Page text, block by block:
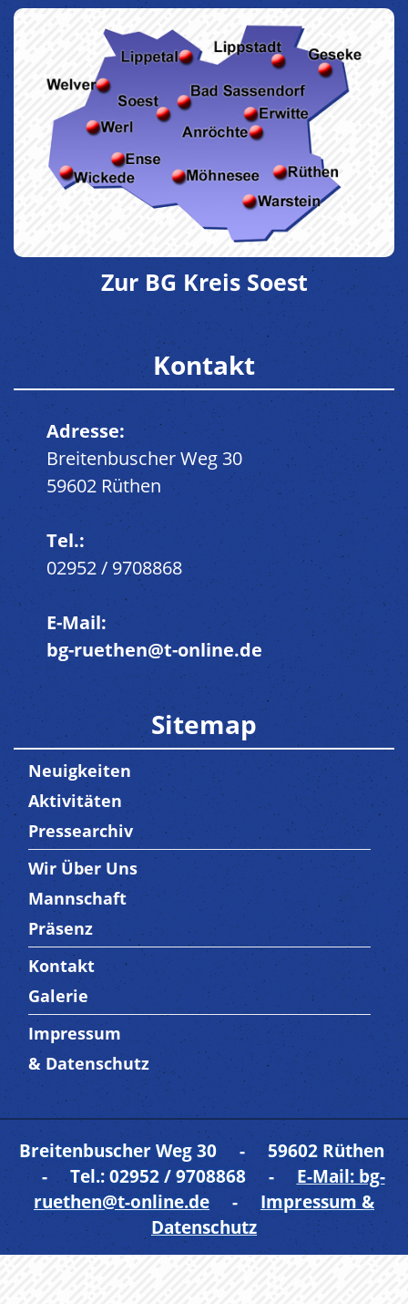
Zur BG Kreis Soest
Kontakt
Adresse:
Breitenbuscher Weg 30
59602 Rüthen
Tel.:
02952 / 9708868
E-Mail:
bg-ruethen@t-online.de
Sitemap
Neuigkeiten
Aktivitäten
Pressearchiv
Trenner3
Wir Über Uns
Mannschaft
Präsenz
Trenner4
Kontakt
Galerie
Trenner 5
Impressum
& Datenschutz
Breitenbuscher Weg 30 - 59602 Rüthen
- Tel.: 02952 / 9708868 - E-Mail: bg-
ruethen@t-online.de- Impressum &
Datenschutz